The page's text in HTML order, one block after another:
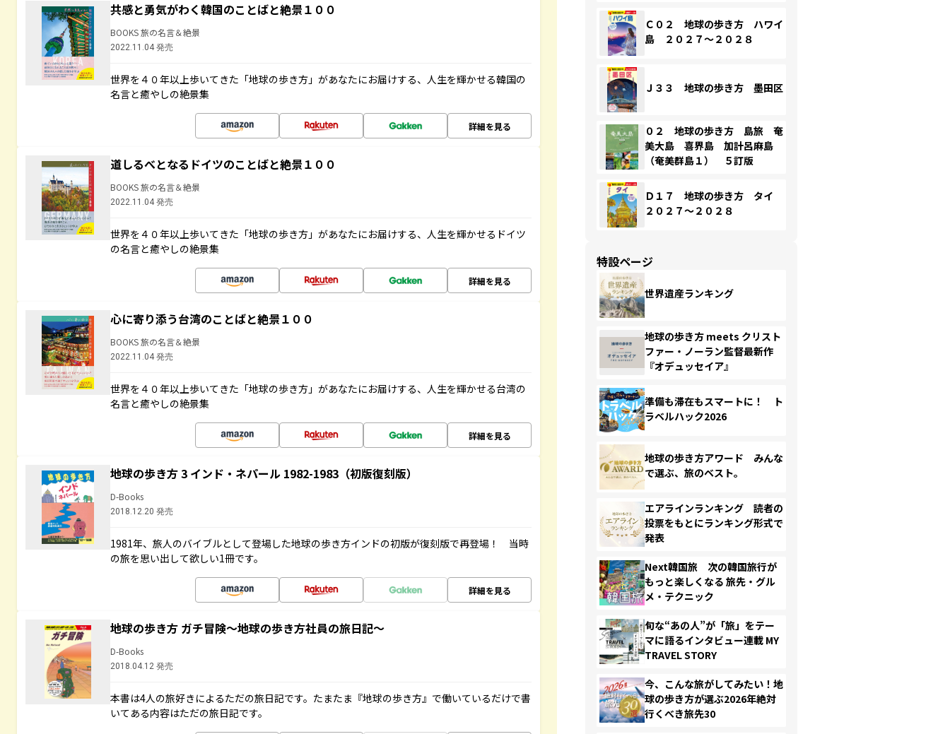
共感と勇気がわく韓国のことばと絶景１００
BOOKS 旅の名言＆絶景
2022.11.04 発売
世界を４０年以上歩いてきた「地球の歩き方」があなたにお届けする、人生を輝かせる韓国の
名言と癒やしの絶景集
詳細を見る
道しるべとなるドイツのことばと絶景１００
BOOKS 旅の名言＆絶景
2022.11.04 発売
世界を４０年以上歩いてきた「地球の歩き方」があなたにお届けする、人生を輝かせるドイツ
の名言と癒やしの絶景集
詳細を見る
心に寄り添う台湾のことばと絶景１００
BOOKS 旅の名言＆絶景
2022.11.04 発売
世界を４０年以上歩いてきた「地球の歩き方」があなたにお届けする、人生を輝かせる台湾の
名言と癒やしの絶景集
詳細を見る
地球の歩き方 3 インド・ネパール 1982-1983（初版復刻版）
D-Books
2018.12.20 発売
1981年、旅人のバイブルとして登場した地球の歩き方インドの初版が復刻版で再登場！ 当時
の旅を思い出して欲しい1冊です。
詳細を見る
地球の歩き方 ガチ冒険～地球の歩き方社員の旅日記～
D-Books
2018.04.12 発売
本書は4人の旅好きによるただの旅日記です。たまたま『地球の歩き方』で働いているだけで書
いてある内容はただの旅日記です。
Ｃ０２ 地球の歩き方 ハワイ
島 ２０２７～２０２８
Ｊ３３ 地球の歩き方 墨田区
０２ 地球の歩き方 島旅 奄
美大島 喜界島 加計呂麻島
（奄美群島１） ５訂版
Ｄ１７ 地球の歩き方 タイ
２０２７～２０２８
特設ページ
世界遺産ランキング
地球の歩き方 meets クリスト
ファー・ノーラン監督最新作
『オデュッセイア』
準備も滞在もスマートに！ ト
ラベルハック2026
地球の歩き方アワード みんな
で選ぶ、旅のベスト。
エアラインランキング 読者の
投票をもとにランキング形式で
発表
Next韓国旅 次の韓国旅行が
もっと楽しくなる 旅先・グル
メ・テクニック
旬な“あの人”が「旅」をテー
マに語るインタビュー連載 MY
TRAVEL STORY
今、こんな旅がしてみたい！地
球の歩き方が選ぶ2026年絶対
行くべき旅先30